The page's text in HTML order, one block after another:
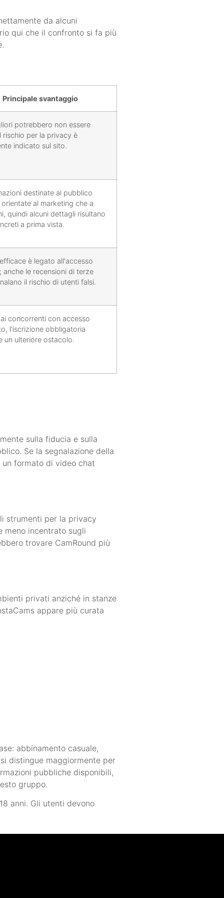
da alcuni
qui che il confronto si fa più
Principale svantaggio
potrebbero non essere
rischio per la privacy è
indicato sul sito.
destinate al pubblico
al marketing che a
quindi alcuni dettagli risultano
a prima vista.
è legato all'accesso
anche le recensioni di terze
il rischio di utenti falsi.
concorrenti con accesso
l'iscrizione obbligatoria
un ulteriore ostacolo.
sulla fiducia e sulla
Se la segnalazione della
un formato di video chat
strumenti per la privacy
meno incentrato sugli
trovare CamRound più
privati anziché in stanze
appare più curata
abbinamento casuale,
distingue maggiormente per
pubbliche disponibili,
gruppo.
anni. Gli utenti devono